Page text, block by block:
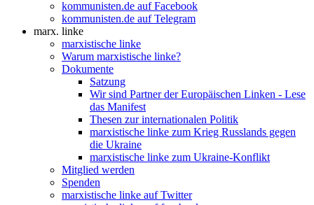
kommunisten.de auf Facebook
kommunisten.de auf Telegram
marx. linke
marxistische linke
Warum marxistische linke?
Dokumente
Satzung
Wir sind Partner der Europäischen Linken - Lese
das Manifest
Thesen zur internationalen Politik
marxistische linke zum Krieg Russlands gegen
die Ukraine
marxistische linke zum Ukraine-Konflikt
Mitglied werden
Spenden
marxistische linke auf Twitter